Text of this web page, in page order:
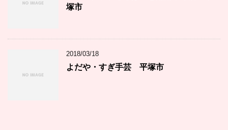
塚市
2018/03/18
よだや・すぎ手芸 平塚市